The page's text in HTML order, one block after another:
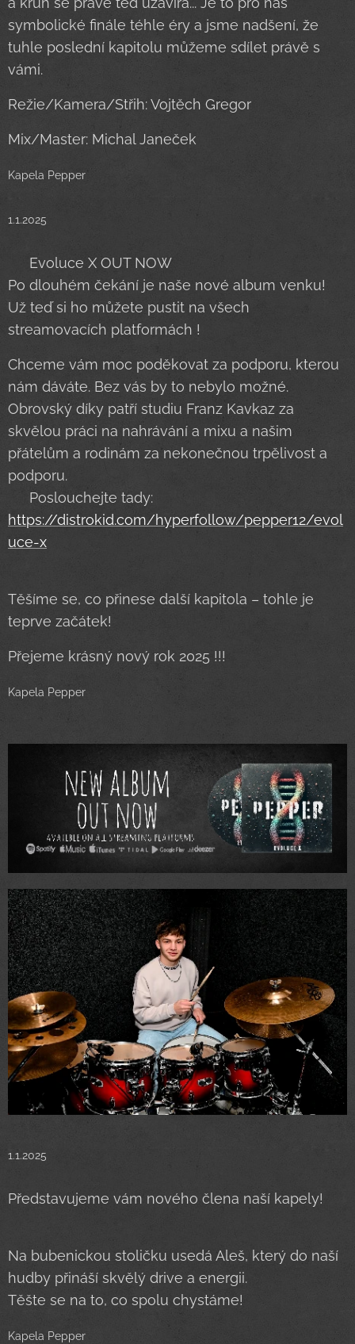
symbolické finále téhle éry a jsme nadšení, že
tuhle poslední kapitolu můžeme sdílet právě s
vámi.
Režie/Kamera/Střih: Vojtěch Gregor
Mix/Master: Michal Janeček
Kapela Pepper
1.1.2025
🚨 Evoluce X OUT NOW 🚨
Po dlouhém čekání je naše nové album venku! 🎉
Už teď si ho můžete pustit na všech
streamovacích platformách !🎶
Chceme vám moc poděkovat za podporu, kterou
nám dáváte. Bez vás by to nebylo možné.
Obrovský díky patří studiu Franz Kavkaz za
skvělou práci na nahrávání a mixu a našim
přátelům a rodinám za nekonečnou trpělivost a
podporu. ❤️
👉 Poslouchejte tady:
https://distrokid.com/hyperfollow/pepper12/evol
uce-x
Těšíme se, co přinese další kapitola – tohle je
teprve začátek! 💥
Přejeme krásný nový rok 2025 !!!
Kapela Pepper
1.1.2025
Představujeme vám nového člena naší kapely! 🥁
Na bubenickou stoličku usedá Aleš, který do naší
hudby přináší skvělý drive a energii.💥
Těšte se na to, co spolu chystáme!🤩
Kapela Pepper